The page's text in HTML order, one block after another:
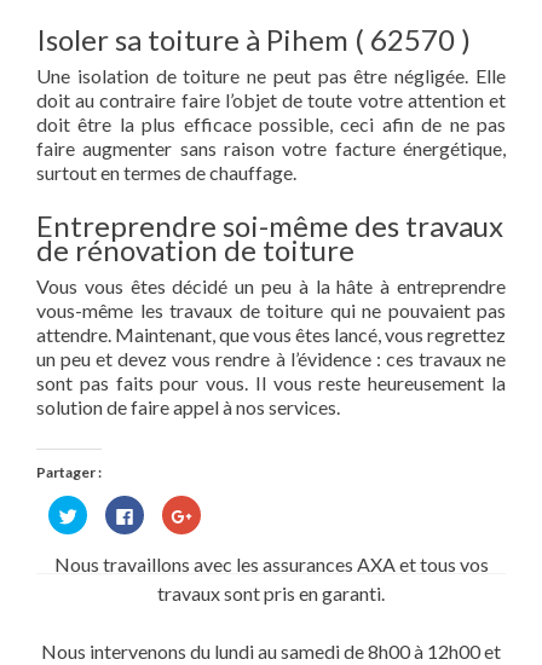
Isoler sa toiture à Pihem ( 62570 )
Une isolation de toiture ne peut pas être négligée. Elle
doit au contraire faire l’objet de toute votre attention et
doit être la plus efficace possible, ceci afin de ne pas
faire augmenter sans raison votre facture énergétique,
surtout en termes de chauffage.
Entreprendre soi-même des travaux
de rénovation de toiture
Vous vous êtes décidé un peu à la hâte à entreprendre
vous-même les travaux de toiture qui ne pouvaient pas
attendre. Maintenant, que vous êtes lancé, vous regrettez
un peu et devez vous rendre à l’évidence : ces travaux ne
sont pas faits pour vous. Il vous reste heureusement la
solution de faire appel à nos services.
Partager :
Cliquez
pour
partager
Twitter(ouvre
Cliquez
pour
partager
sur
Facebook(ouvre
dans
une
Cliquez
pour
Google+
dans
fenêtre)
Nous travaillons avec les assurances AXA et tous vos
travaux sont pris en garanti.
Nous intervenons du lundi au samedi de 8h00 à 12h00 et